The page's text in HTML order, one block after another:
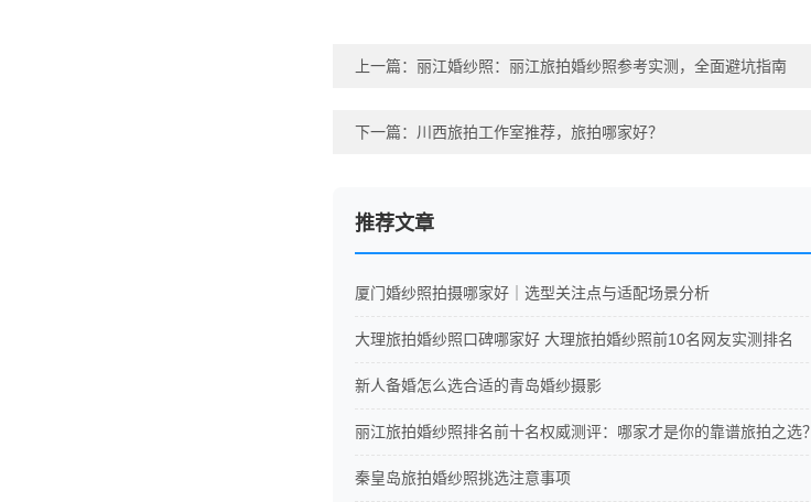
上一篇： 丽江婚纱照：丽江旅拍婚纱照参考实测，全面避坑指南
下一篇： 川西旅拍工作室推荐，旅拍哪家好？
推荐文章
厦门婚纱照拍摄哪家好｜选型关注点与适配场景分析
大理旅拍婚纱照口碑哪家好 大理旅拍婚纱照前10名网友实测排名
新人备婚怎么选合适的青岛婚纱摄影
丽江旅拍婚纱照排名前十名权威测评：哪家才是你的靠谱旅拍之选？
秦皇岛旅拍婚纱照挑选注意事项